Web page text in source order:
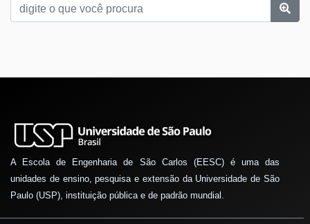
A Escola de Engenharia de São Carlos (EESC) é uma das
unidades de ensino, pesquisa e extensão da Universidade de São
Paulo (USP), instituição pública e de padrão mundial.